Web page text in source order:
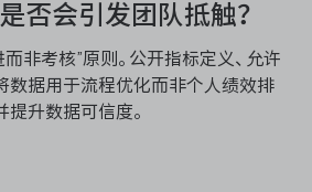
否会引发团队抵触？
非考核”原则。公开指标定义、允许
数据用于流程优化而非个人绩效排
提升数据可信度。